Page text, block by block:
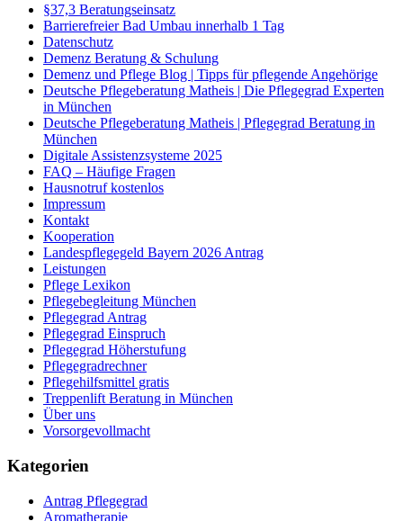
§37,3 Beratungseinsatz
Barrierefreier Bad Umbau innerhalb 1 Tag
Datenschutz
Demenz Beratung & Schulung
Demenz und Pflege Blog | Tipps für pflegende Angehörige
Deutsche Pflegeberatung Matheis | Die Pflegegrad Experten
in München
Deutsche Pflegeberatung Matheis | Pflegegrad Beratung in
München
Digitale Assistenzsysteme 2025
FAQ – Häufige Fragen
Hausnotruf kostenlos
Impressum
Kontakt
Kooperation
Landespflegegeld Bayern 2026 Antrag
Leistungen
Pflege Lexikon
Pflegebegleitung München
Pflegegrad Antrag
Pflegegrad Einspruch
Pflegegrad Höherstufung
Pflegegradrechner
Pflegehilfsmittel gratis
Treppenlift Beratung in München
Über uns
Vorsorgevollmacht
Kategorien
Antrag Pflegegrad
Aromatherapie